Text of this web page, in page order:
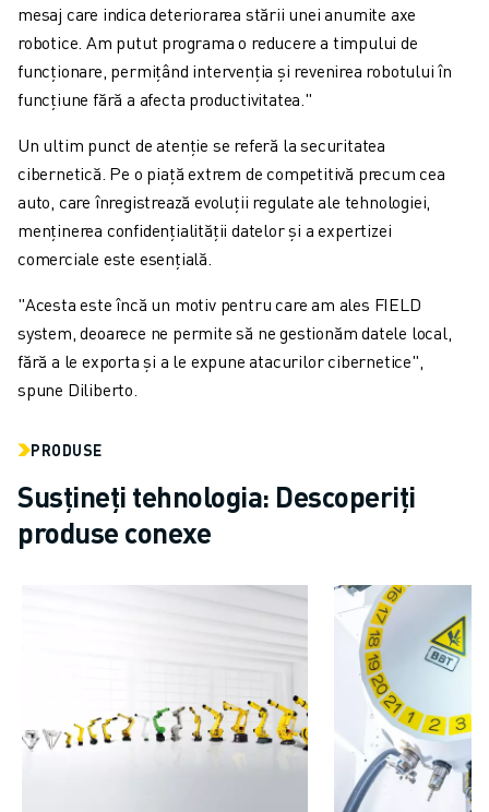
mesaj care indica deteriorarea stării unei anumite axe
robotice. Am putut programa o reducere a timpului de
funcționare, permițând intervenția și revenirea robotului în
funcțiune fără a afecta productivitatea."
Un ultim punct de atenție se referă la securitatea
cibernetică. Pe o piață extrem de competitivă precum cea
auto, care înregistrează evoluții regulate ale tehnologiei,
menținerea confidențialității datelor și a expertizei
comerciale este esențială.
"Acesta este încă un motiv pentru care am ales FIELD
system, deoarece ne permite să ne gestionăm datele local,
fără a le exporta și a le expune atacurilor cibernetice",
spune Diliberto.
PRODUSE
Susțineți tehnologia: Descoperiți
produse conexe